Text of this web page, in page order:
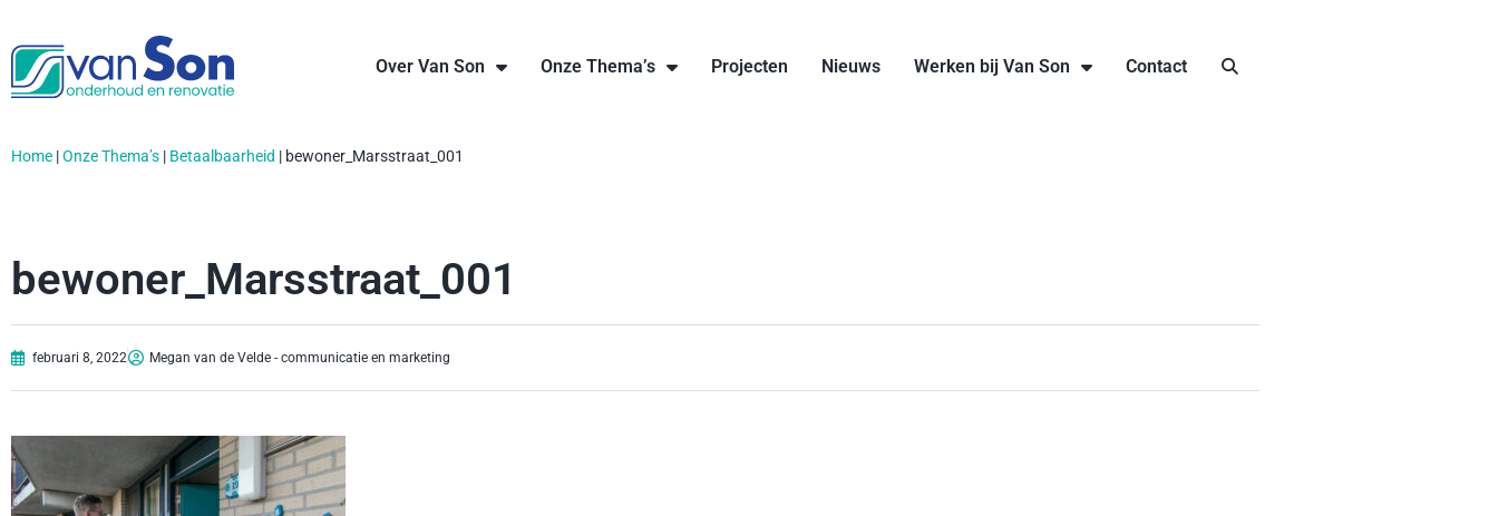
Over Van Son Onze Thema’s Projecten Nieuws Werken bij Van Son Contact
Home |Onze Thema’s | Betaalbaarheid | bewoner_Marsstraat_001
bewoner_Marsstraat_001
februari 8, 2022 Megan van de Velde - communicatie en marketing